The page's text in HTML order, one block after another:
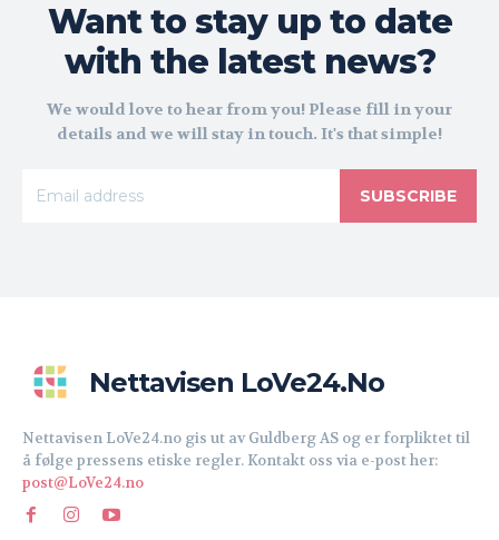
Want to stay up to date
with the latest news?
We would love to hear from you! Please fill in your
details and we will stay in touch. It's that simple!
SUBSCRIBE
Nettavisen LoVe24.no
Nettavisen LoVe24.no gis ut av Guldberg AS og er forpliktet til
å følge pressens etiske regler. Kontakt oss via e-post her:
post@LoVe24.no